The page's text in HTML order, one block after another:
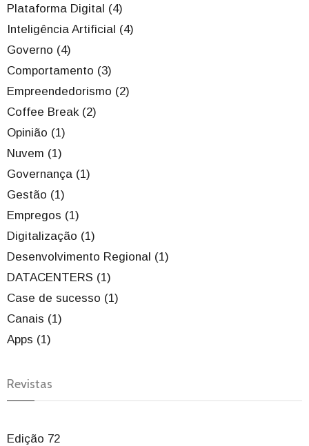
Plataforma Digital (4)
Inteligência Artificial (4)
Governo (4)
Comportamento (3)
Empreendedorismo (2)
Coffee Break (2)
Opinião (1)
Nuvem (1)
Governança (1)
Gestão (1)
Empregos (1)
Digitalização (1)
Desenvolvimento Regional (1)
DATACENTERS (1)
Case de sucesso (1)
Canais (1)
Apps (1)
Revistas
Edição 72